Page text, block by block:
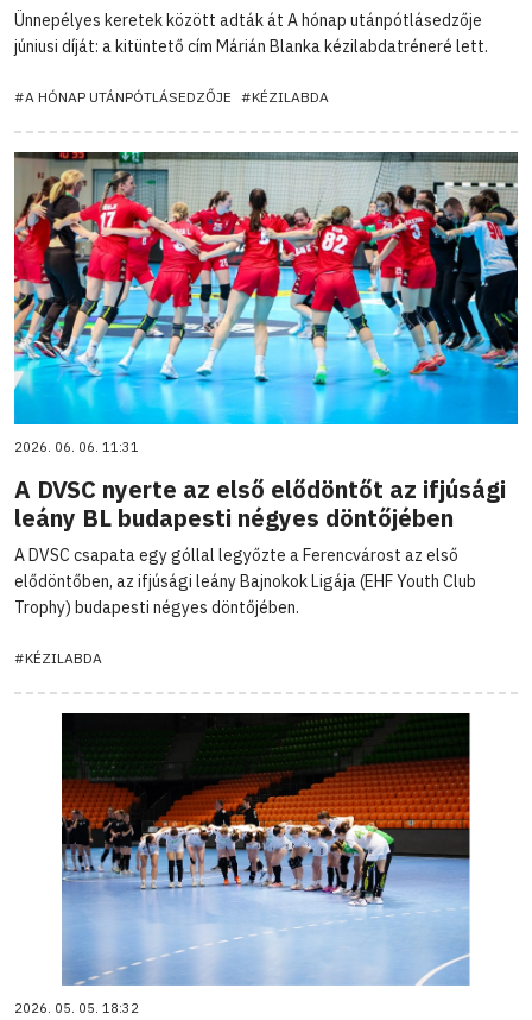
Ünnepélyes keretek között adták át A hónap utánpótlásedzője
júniusi díját: a kitüntető cím Márián Blanka kézilabdatréneré lett.
#A HÓNAP UTÁNPÓTLÁSEDZŐJE #KÉZILABDA
2026. 06. 06. 11:31
A DVSC nyerte az első elődöntőt az ifjúsági
leány BL budapesti négyes döntőjében
A DVSC csapata egy góllal legyőzte a Ferencvárost az első
elődöntőben, az ifjúsági leány Bajnokok Ligája (EHF Youth Club
Trophy) budapesti négyes döntőjében.
#KÉZILABDA
2026. 05. 05. 18:32